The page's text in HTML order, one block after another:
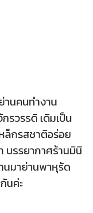
านคนทำงาน
รวรรดิ เดิมเป็น
ล็กรสชาติอร่อย
บรรยากาศร้านมินิ
นมาย่านพาหุรัด
นค่ะ